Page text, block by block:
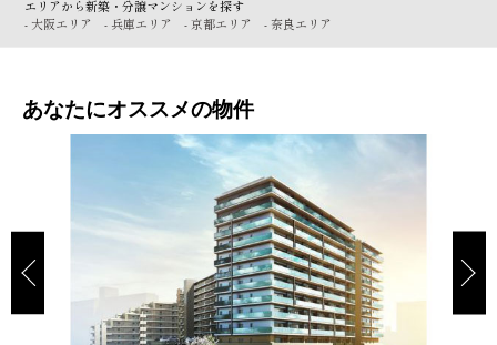
エリアから新築・分譲マンションを探す
- 大阪エリア
- 兵庫エリア - 京都エリア - 奈良エリア
あなたにオススメの物件